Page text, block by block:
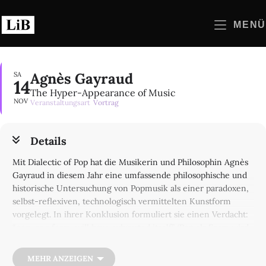
Inhalt
springen
MENÜ
SA
14
NOV
Agnès Gayraud
The Hyper-Appearance of Music
Veranstaltungsart Vortrag
Details
Mit Dialectic of Pop hat die Musikerin und Philosophin Agnès
Gayraud in diesem Jahr eine umfassende philosophische und
historische Untersuchung von Popmusik als einer paradoxen,
selbst-reflexiven, technologisch vermittelten Kunstform
vorgelegt. In ihrer Konklusion formuliert sie einen Verdacht:
und Überangebot der Aufnahmen zusammenbricht und Musik
MEHR ANZEIGEN